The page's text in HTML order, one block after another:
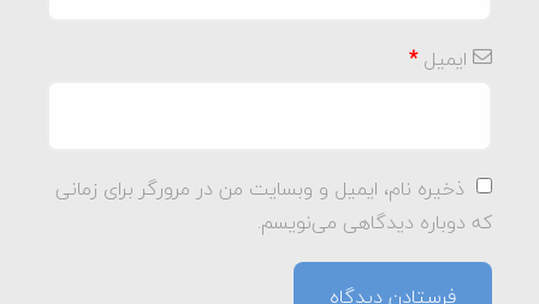
ایمیل*
ذخیره نام، ایمیل و وبسایت من در مرورگر برای زمانی
که دوباره دیدگاهی می‌نویسم.